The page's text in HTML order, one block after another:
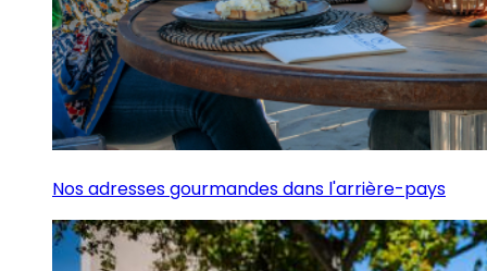
Nos adresses gourmandes dans l'arrière-pays